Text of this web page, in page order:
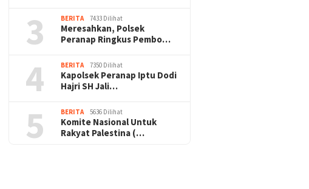
3 BERITA 7433 Dilihat
Meresahkan, Polsek
Peranap Ringkus Pembo…
4 BERITA 7350 Dilihat
Kapolsek Peranap Iptu Dodi
Hajri SH Jali…
5 BERITA 5636 Dilihat
Komite Nasional Untuk
Rakyat Palestina (…